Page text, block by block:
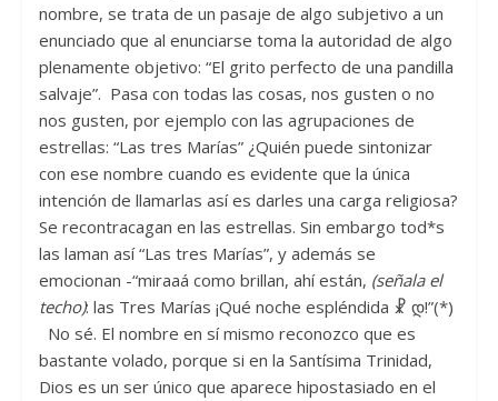
nombre, se trata de un pasaje de algo subjetivo a un
enunciado que al enunciarse toma la autoridad de algo
plenamente objetivo: “El grito perfecto de una pandilla
salvaje”. Pasa con todas las cosas, nos gusten o no
nos gusten, por ejemplo con las agrupaciones de
estrellas: “Las tres Marías” ¿Quién puede sintonizar
con ese nombre cuando es evidente que la única
intención de llamarlas así es darles una carga religiosa?
Se recontracagan en las estrellas. Sin embargo tod*s
las laman así “Las tres Marías”, y además se
emocionan -“miraaá como brillan, ahí están, (señala el
techo): las Tres Marías ¡Qué noche espléndida ☧ დ!”(*)
No sé. El nombre en sí mismo reconozco que es
bastante volado, porque si en la Santísima Trinidad,
Dios es un ser único que aparece hipostasiado en el